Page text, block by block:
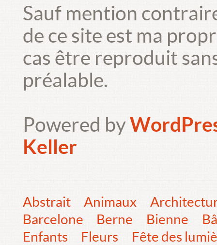
Sauf mention
de ce site est ma
cas être reproduit
préalable.
Powered by
Keller
Abstrait Animaux
Barcelone
Berne Bienne
Enfants
Fleurs
Fête des